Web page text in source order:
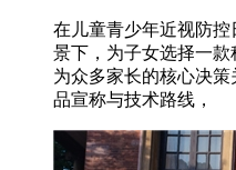
在儿童青少年近视防
景下，为子女选择一
为众多家长的核心决
品宣称与技术路线，